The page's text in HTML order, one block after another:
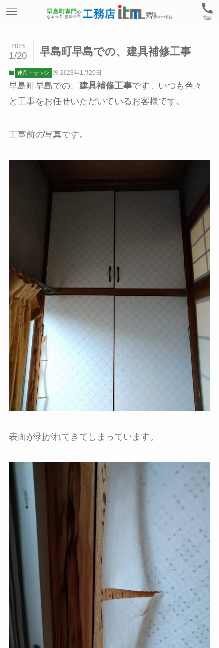
電話
早島町早島での、建具補修工事
2023
1/20
建具・サッシ 2023年1月20日
早島町早島での、 建具補修工事です。いつも色々
と工事をお任せいただいているお客様です。
工事前の写真です。
表面が剥がれてきてしまっています。